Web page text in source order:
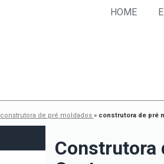
HOME
construtora de pré moldados » construtora de pré
Construtora